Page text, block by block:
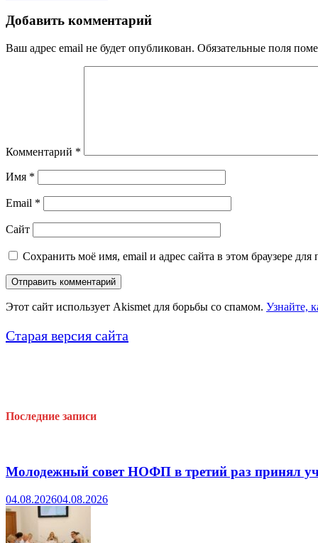
Добавить комментарий
Ваш адрес email не будет опубликован. Обязательные поля
Комментарий *
Имя *
Email *
Сайт
Сохранить моё имя, email и адрес сайта в этом браузере
Этот сайт использует Akismet для борьбы со спамом. Узнайте,
Старая версия сайта
Последние записи
Молодежный совет НОФП в третий раз принял
04.08.202604.08.2026